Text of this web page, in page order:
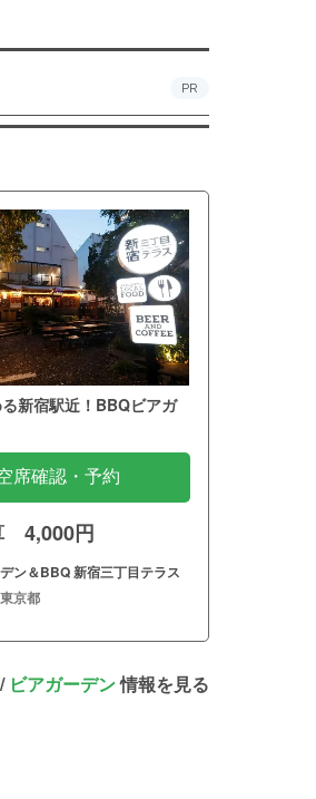
PR
新宿駅近！BBQビアガ
席確認・予約
4,000円
ン＆BBQ 新宿三丁目テラス
京都
/ ビアガーデン情報を見る